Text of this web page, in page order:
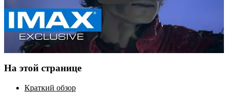
На этой странице
Краткий обзор